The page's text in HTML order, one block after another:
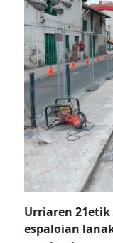
Urriaren
espaloian